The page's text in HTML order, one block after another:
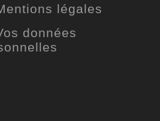
légales
données